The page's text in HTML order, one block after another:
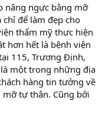
nâng ngực bằng mỡ
để làm đẹp cho
thẩm mỹ thực hiện
hơn hết là bệnh viện
115, Trương Định,
là một trong những địa
hàng tin tưởng về
tự thân. Cũng bởi